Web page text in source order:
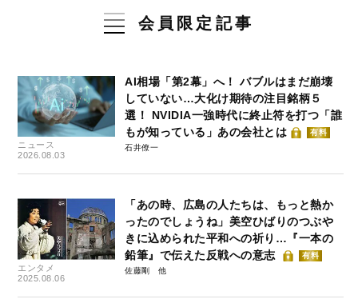
会員限定記事
ニュース
2026.08.03
AI相場「第2幕」へ！ バブルはまだ崩壊
していない…大化け期待の注目銘柄５
選！ NVIDIA一強時代に終止符を打つ「誰
もが知っている」あの会社とは
有料
石井僚一
エンタメ
2025.08.06
「あの時、広島の人たちは、もっと熱か
ったのでしょうね」美空ひばりのつぶや
きに込められた平和への祈り…『一本の
鉛筆』で伝えた反戦への意志
有料
佐藤剛